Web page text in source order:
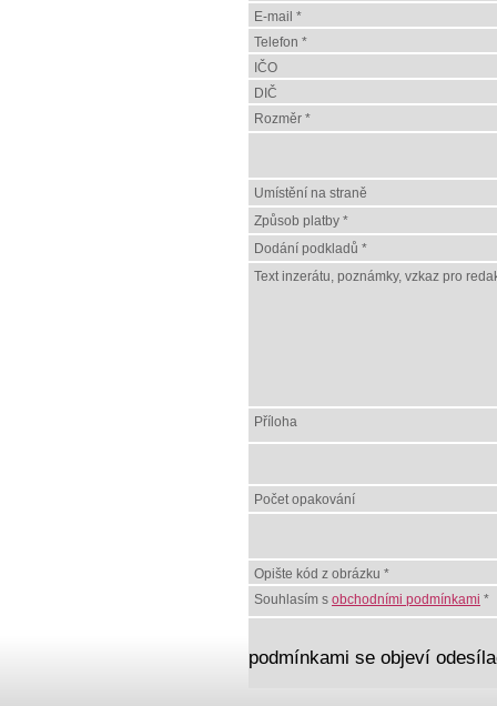
E-mail *
Telefon *
IČO
DIČ
Rozměr *
Umístění na straně
Způsob platby *
Dodání podkladů *
Text inzerátu, poznámky, vzkaz pro
Příloha
Počet opakování
Opište kód z obrázku *
Souhlasím s obchodními podmínkami *
podmínkami se objeví